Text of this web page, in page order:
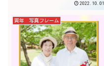
2022.10.01
寅年 写真フレーム